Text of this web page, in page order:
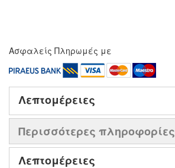
Ασφαλείς Πληρωμές με
Λεπτομέρειες
Περισσότερες πληροφορίες
Λεπτομέρειες